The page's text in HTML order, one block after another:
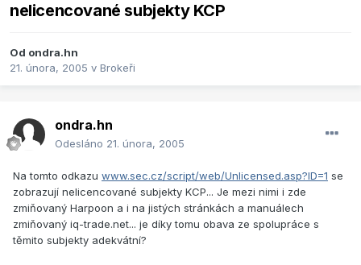
nelicencované subjekty KCP
Od ondra.hn
21. února, 2005 v Brokeři
ondra.hn
Odesláno 21. února, 2005
Na tomto odkazu www.sec.cz/script/web/Unlicensed.asp?ID=1 se
zobrazují nelicencované subjekty KCP... Je mezi nimi i zde
zmiňovaný Harpoon a i na jistých stránkách a manuálech
zmiňovaný iq-trade.net... je díky tomu obava ze spolupráce s
těmito subjekty adekvátní?